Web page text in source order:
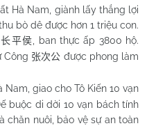
Hà Nam , giành lấy thắng lợi
bò dê được hơn 1 triệu con.
长平侯
, ban thực ấp 3800 hộ.
Công 张次公 được phong làm
Nam, giao cho Tô Kiến 10 vạn
buộc di dời 10 vạn bách tính
chăn nuôi, bảo vệ sự an toàn